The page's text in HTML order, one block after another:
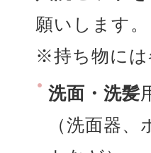
願いします。
※持ち物には
洗面・洗髪
（洗面器